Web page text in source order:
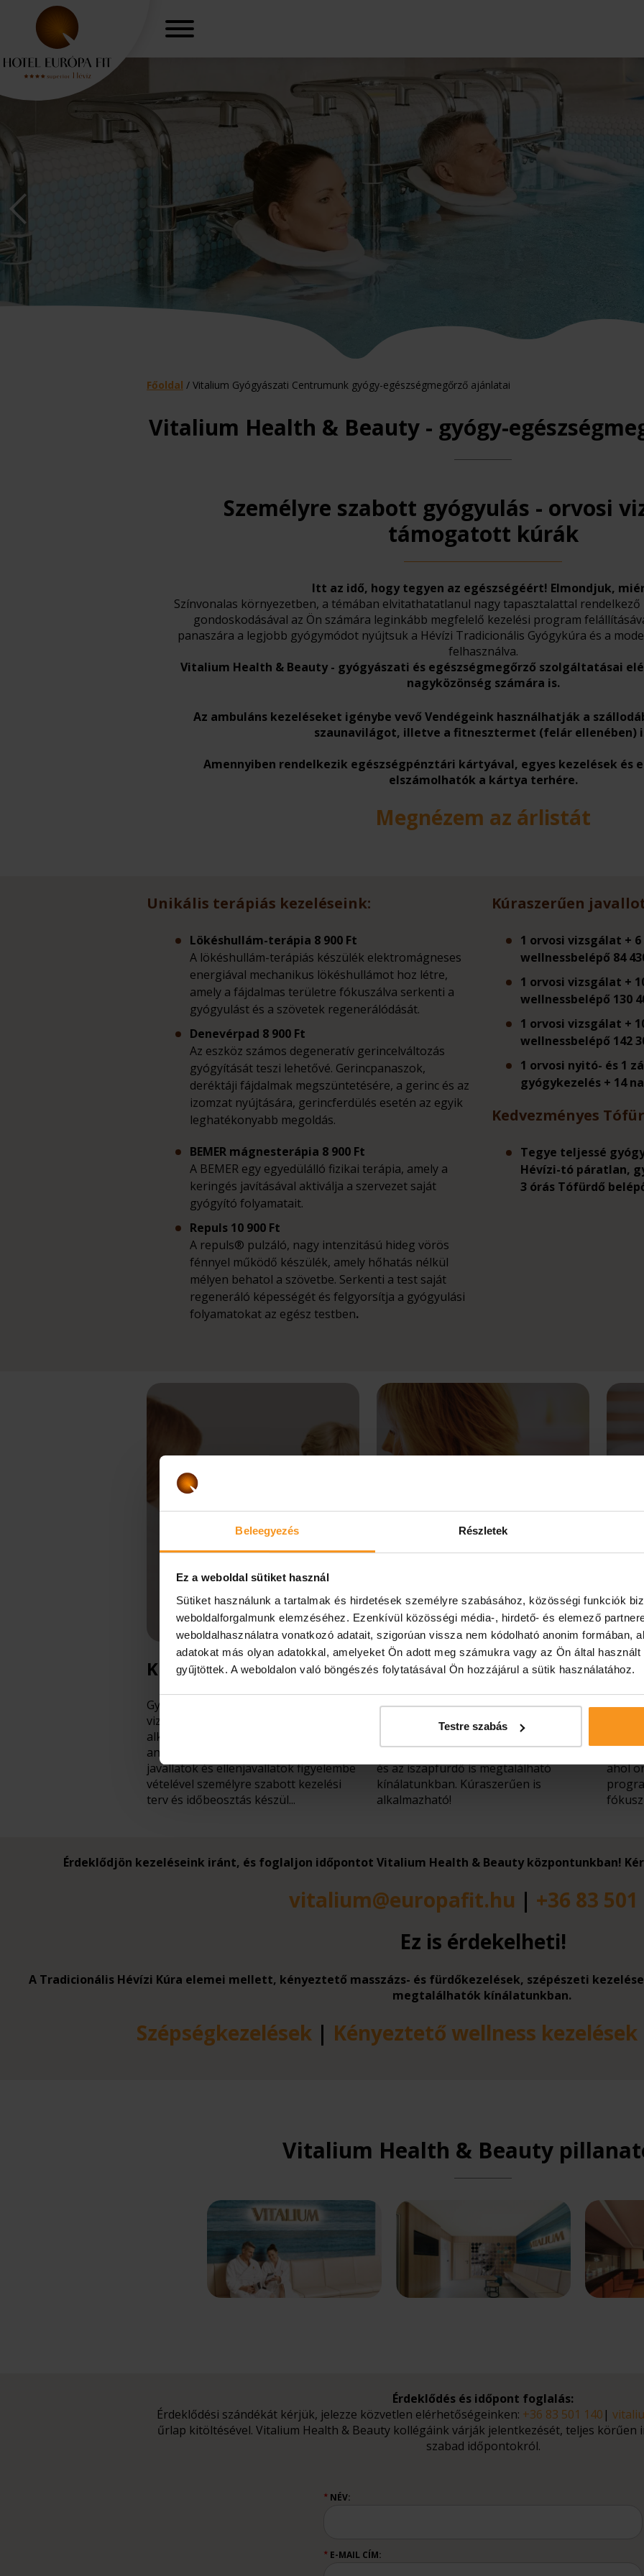
Beleegyezés Részletek
Ez a weboldal sütiket használ
Sütiket használunk a tartalmak és hirdetések személyre szabásához, közösségi funkciók
weboldalforgalmunk elemzéséhez. Ezenkívül közösségi média-, hirdető- és elemező
weboldalhasználatra vonatkozó adatait, szigorúan vissza nem kódolható anonim formában,
adatokat más olyan adatokkal, amelyeket Ön adott meg számukra vagy az Ön által
gyűjtöttek. A weboldalon való böngészés folytatásával Ön hozzájárul a sütik használatához.
Testre szabás
Okos ár
Nőgyógyászati kezelések
Főoldal / Vitalium Gyógyászati Centrumunk gyógy-egészségmegőrző ajánlatai
Vitalium Health & Beauty - gyógy-
Személyre szabott gyógyulás - orvosi
támogatott kúrák
Itt az idő, hogy tegyen az egészségéért! Elmondjuk,
Színvonalas környezetben, a témában elvitathatatlanul nagy tapasztalattal
gondoskodásával az Ön számára leginkább megfelelő kezelési program
panaszára a legjobb gyógymódot nyújtsuk a Hévízi Tradicionális Gyógykúra és a
felhasználva.
Vitalium Health & Beauty - gyógyászati és egészségmegőrző szolgáltatásai
nagyközönség számára is.
Az ambuláns kezeléseket igénybe vevő Vendégeink használhatják a
szaunavilágot, illetve a fitnesztermet (felár ellenében)
Amennyiben rendelkezik egészségpénztári kártyával, egyes kezelések és
elszámolhatók a kártya terhére.
Megnézem az árlistát
Unikális terápiás kezeléseink:
Lökéshullám-terápia 8 900 Ft
A lökéshullám-terápiás készülék elektromágneses
energiával mechanikus lökéshullámot hoz létre,
amely a fájdalmas területre fókuszálva serkenti a
gyógyulást és a szövetek regenerálódását.
Denevérpad 8 900 Ft
Az eszköz számos degeneratív gerincelváltozás
gyógyítását teszi lehetővé. Gerincpanaszok,
deréktáji fájdalmak megszüntetésére, a gerinc és az
izomzat nyújtására, gerincferdülés esetén az egyik
leghatékonyabb megoldás.
BEMER mágnesterápia 8 900 Ft
A BEMER egy egyedülálló fizikai terápia, amely a
keringés javításával aktiválja a szervezet saját
gyógyító folyamatait.
Repuls 10 900 Ft
A repuls® pulzáló, nagy intenzitású hideg vörös
fénnyel működő készülék, amely hőhatás nélkül
mélyen behatol a szövetbe. Serkenti a test saját
regeneráló képességét és felgyorsítja a gyógyulási
folyamatokat az egész testben.
Kúraszerűen
1 orvosi vizsgálat +
wellnessbelépő 84
1 orvosi vizsgálat +
wellnessbelépő 130
1 orvosi vizsgálat +
wellnessbelépő 142
1 orvosi nyitó- és 1
gyógykezelés + 14
Kedvezményes
Tegye teljessé
Hévízi-tó páratlan,
3 órás Tófürdő
Kiváló kezekben
Gyógyászati kezeléseink orvosi
vizsgálathoz kötöttek, amely
alkalmával állapotfelmérés és
anamnézis átbeszélése során a
javallatok és ellenjavallatok figyelembe
vételével személyre szabott kezelési
terv és időbeosztás készül...
Hévízi iszap
A helyi közönségnek bizonyára nem
kell bemutatni a hévízi iszap jótékony
hatásait, fontosabb az, hogy a
gyógykúra keretében az iszappakolás,
és az iszapfürdő is megtalálható
kínálatunkban. Kúraszerűen is
alkalmazható!
Az
ahol
Érdeklődjön kezeléseink iránt, és foglaljon időpontot Vitalium Health & Beauty központunkban!
vitalium@europafit.hu | +36 83 501
Ez is érdekelheti!
A Tradicionális Hévízi Kúra elemei mellett, kényeztető masszázs- és fürdőkezelések, szépészeti
megtalálhatók kínálatunkban.
Szépségkezelések | Kényeztető wellness kezelések
Vitalium Health & Beauty
Érdeklődés és időpont foglalás:
Érdeklődési szándékát kérjük, jelezze közvetlen elérhetőségeinken: +36 83 501 140 |
űrlap kitöltésével. Vitalium Health & Beauty kollégáink várják jelentkezését, teljes körűen
szabad időpontokról.
★ NÉV:
★ E-MAIL CÍM: